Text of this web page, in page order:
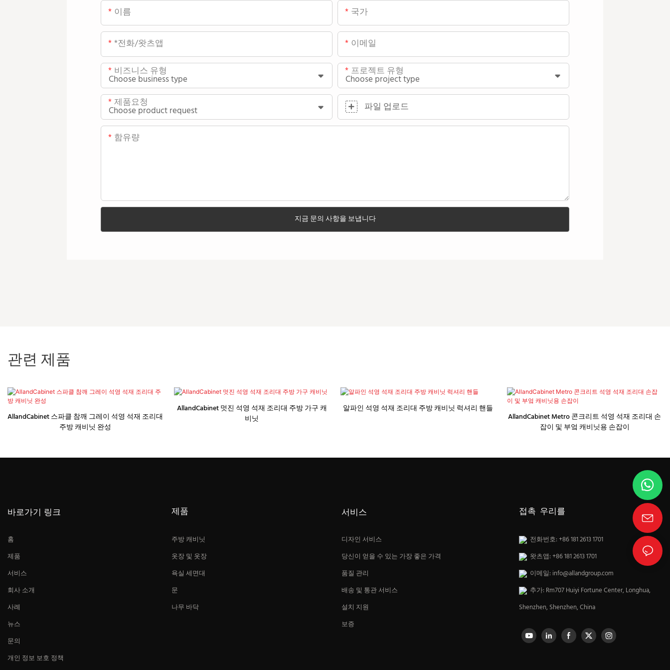
이름 국가
*전화/왓츠앱 이메일
비즈니스 유형 프로젝트 유형
제품요청 파일 업로드
함유량
지금 문의 사항을 보냅니다
관련 제품
AllandCabinet 스파클 참깨 그레이 석영 석재 조리대
주방 캐비닛 완성
AllandCabinet 멋진 석영 석재 조리대 주방 가구 캐
비닛
알파인 석영 석재 조리대 주방 캐비닛 럭셔리 핸들
AllandCabinet Metro 콘크리트 석영 석재 조리대 손
잡이 및 부엌 캐비닛용 손잡이
바로가기 링크
홈
제품
서비스
회사 소개
사례
뉴스
문의
개인 정보 보호 정책
제품
주방 캐비닛
옷장 및 옷장
욕실 세면대
문
나무 바닥
서비스
디자인 서비스
당신이 얻을 수 있는 가장 좋은 가격
품질 관리
배송 및 통관 서비스
설치 지원
보증
접촉 우리를
전화번호: +86 181 2613 1701
왓츠앱: +86 181 2613 1701
이메일: info@allandgroup.com
추가: Rm707 Huiyi Fortune Center, Longhua,
Shenzhen, Shenzhen, China